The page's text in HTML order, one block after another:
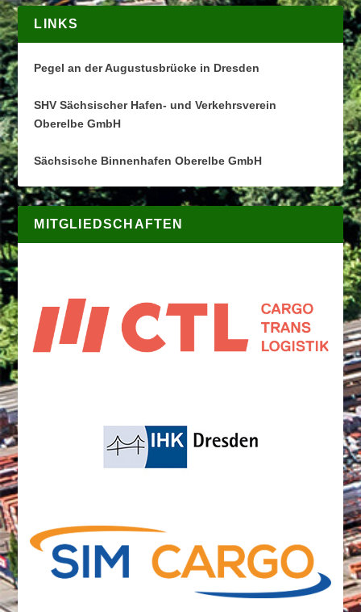
LINKS
Pegel an der Augustusbrücke in Dresden
SHV Sächsischer Hafen- und Verkehrsverein
Oberelbe GmbH
Sächsische Binnenhafen Oberelbe GmbH
MITGLIEDSCHAFTEN